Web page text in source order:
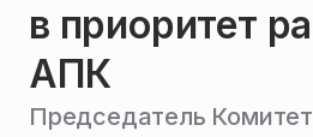
в приоритет
АПК
Председатель